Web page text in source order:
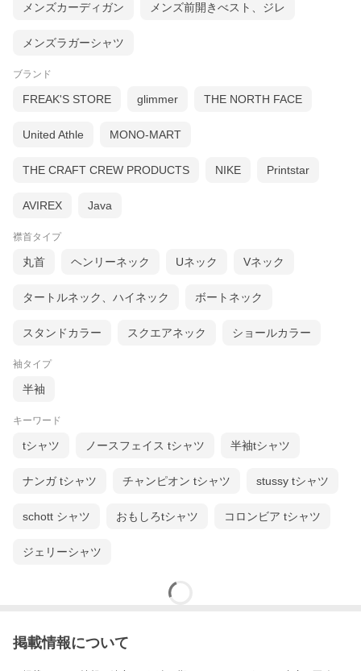
メンズカーディガン メンズ前開きべスト、ジレ
メンズラガーシャツ
ブランド
FREAK'S STORE glimmer THE NORTH FACE
United Athle MONO-MART
THE CRAFT CREW PRODUCTS NIKE Printstar
AVIREX Java
襟首タイプ
丸首 ヘンリーネック Uネック Vネック
タートルネック、ハイネック ボートネック
スタンドカラー スクエアネック ショールカラー
袖タイプ
半袖
キーワード
tシャツ ノースフェイス tシャツ 半袖tシャツ
ナンガ tシャツ チャンピオン tシャツ stussy tシャツ
schott シャツ おもしろtシャツ コロンビア tシャツ
ジェリーシャツ
掲載情報について